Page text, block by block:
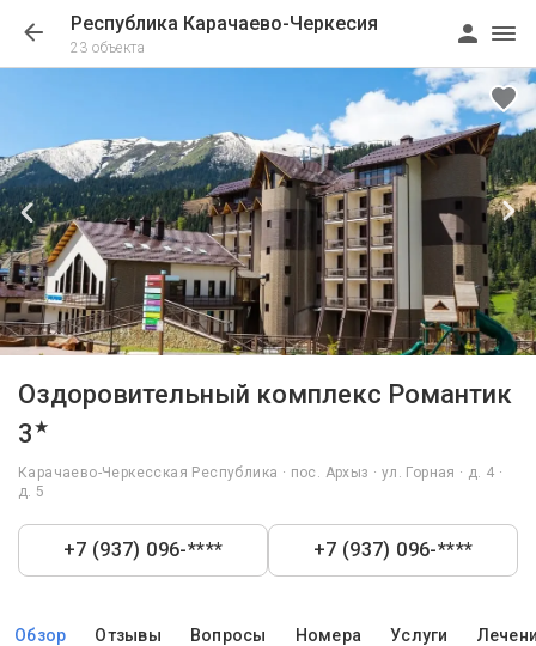
Республика Карачаево-Черкесия
23 объекта
Оздоровительный комплекс Романтик
3★
Карачаево-Черкесская Республика · пос. Архыз · ул. Горная · д. 4 ·
д. 5
+7 (937) 096-**** +7 (937) 096-****
Обзор Отзывы Вопросы Номера Услуги